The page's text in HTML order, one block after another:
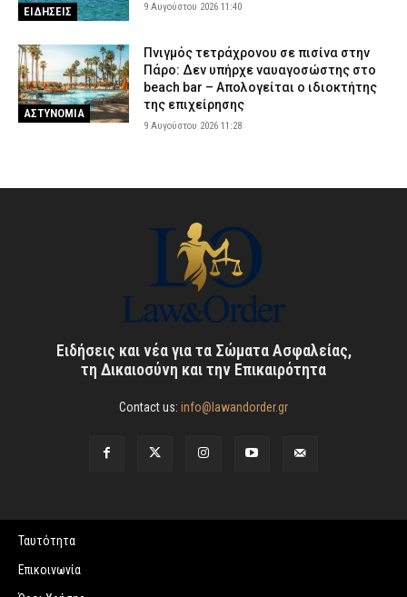
ΕΙΔΗΣΕΙΣ 9 Αυγούστου 2026 11:40
ΑΣΤΥΝΟΜΙΑ
Πνιγμός τετράχρονου σε πισίνα στην
Πάρο: Δεν υπήρχε ναυαγοσώστης στο
beach bar – Απολογείται ο ιδιοκτήτης
της επιχείρησης
9 Αυγούστου 2026 11:28
Ειδήσεις και νέα για τα Σώματα Ασφαλείας,
τη Δικαιοσύνη και την Επικαιρότητα
Contact us: info@lawandorder.gr
Ταυτότητα
Επικοινωνία